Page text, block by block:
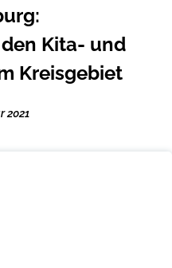
Kita- und
Kreisgebiet
2021